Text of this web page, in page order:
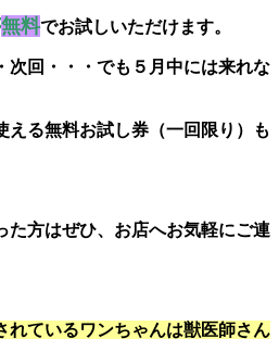
無料でお試しいただけます。
次回・・・でも５月中には来れな
える無料お試し券（一回限り）も
た方はぜひ、お店へお気軽にご連
ているワンちゃんは獣医師さん